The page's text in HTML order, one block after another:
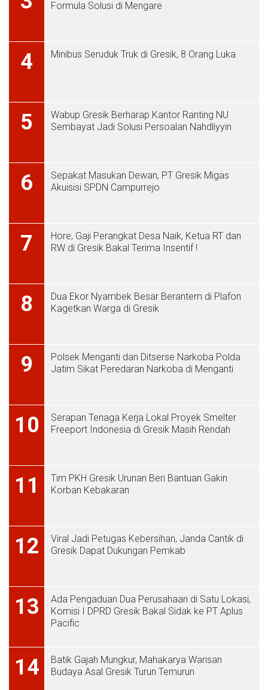
Formula Solusi di Mengare
4 Minibus Seruduk Truk di Gresik, 8 Orang Luka
5
Wabup Gresik Berharap Kantor Ranting NU
Sembayat Jadi Solusi Persoalan Nahdliyyin
6
Sepakat Masukan Dewan, PT Gresik Migas
Akuisisi SPDN Campurrejo
7
Hore, Gaji Perangkat Desa Naik, Ketua RT dan
RW di Gresik Bakal Terima Insentif !
8
Dua Ekor Nyambek Besar Berantem di Plafon
Kagetkan Warga di Gresik
9
Polsek Menganti dan Ditserse Narkoba Polda
Jatim Sikat Peredaran Narkoba di Menganti
10
Serapan Tenaga Kerja Lokal Proyek Smelter
Freeport Indonesia di Gresik Masih Rendah
11
Tim PKH Gresik Urunan Beri Bantuan Gakin
Korban Kebakaran
12
Viral Jadi Petugas Kebersihan, Janda Cantik di
Gresik Dapat Dukungan Pemkab
13
Ada Pengaduan Dua Perusahaan di Satu Lokasi,
Komisi I DPRD Gresik Bakal Sidak ke PT Aplus
Pacific
14
Batik Gajah Mungkur, Mahakarya Warisan
Budaya Asal Gresik Turun Temurun